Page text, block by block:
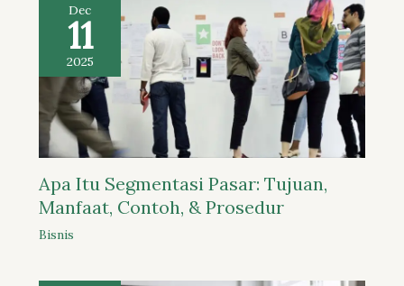
Dec
11
2025
Apa Itu Segmentasi Pasar: Tujuan,
Manfaat, Contoh, & Prosedur
Bisnis